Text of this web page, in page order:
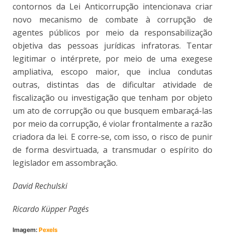
contornos da Lei Anticorrupção intencionava criar
novo mecanismo de combate à corrupção de
agentes públicos por meio da responsabilização
objetiva das pessoas jurídicas infratoras. Tentar
legitimar o intérprete, por meio de uma exegese
ampliativa, escopo maior, que inclua condutas
outras, distintas das de dificultar atividade de
fiscalização ou investigação que tenham por objeto
um ato de corrupção ou que busquem embaraçá-las
por meio da corrupção, é violar frontalmente a razão
criadora da lei. E corre-se, com isso, o risco de punir
de forma desvirtuada, a transmudar o espírito do
legislador em assombração.
David Rechulski
Ricardo Küpper Pagés
Imagem:Pexels